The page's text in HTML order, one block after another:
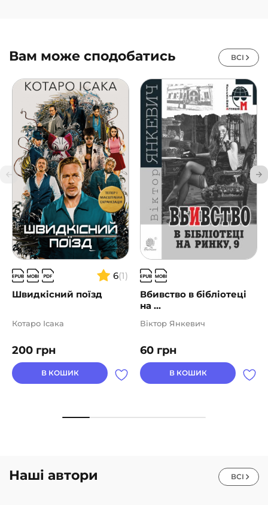
Вам може сподобатись ВСІ
6(1)
Швидкісний поїзд
200 грн
Котаро Ісака
В КОШИК
Вбивство в бібліотеці
на ...
60 грн
Віктор Янкевич
В КОШИК
Наші автори ВСІ